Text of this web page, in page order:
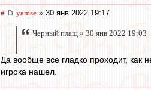
# yamse » 30 янв 2022 19:17
Черный плащ » 30 янв 2022 19:03
Да вообще все гладко проходит, как
игрока нашел.